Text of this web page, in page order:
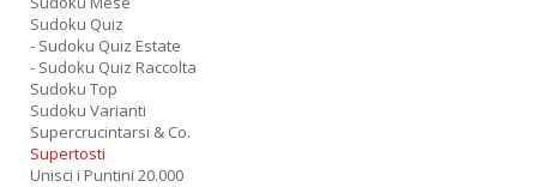
Sudoku Quiz
- Sudoku Quiz Estate
- Sudoku Quiz Raccolta
Sudoku Top
Sudoku Varianti
Supercrucintarsi & Co.
Supertosti
Unisci i Puntini 20.000